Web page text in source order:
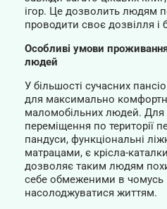
ігор. Це дозволить людям
проводити своє дозвілля і
Особливі умови
людей
У більшості сучасних
для максимально
маломобільних людей. Для
переміщення по території
пандуси, функціональні
матрацами, є крісла-
дозволяє таким людям
себе обмеженими в чомусь
насолоджуватися життям.